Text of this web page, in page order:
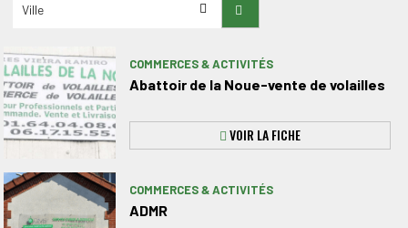
COMMERCES & ACTIVITÉS
Abattoir de la Noue-vente de volailles
VOIR LA FICHE
COMMERCES & ACTIVITÉS
ADMR